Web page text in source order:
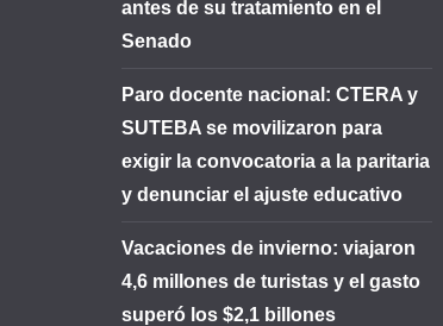
antes de su tratamiento en el
Senado
Paro docente nacional: CTERA y
SUTEBA se movilizaron para
exigir la convocatoria a la paritaria
y denunciar el ajuste educativo
Vacaciones de invierno: viajaron
4,6 millones de turistas y el gasto
superó los $2,1 billones